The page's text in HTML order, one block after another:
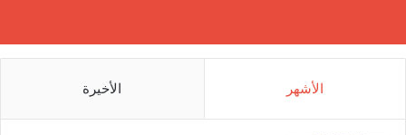
الأشهر الأخيرة